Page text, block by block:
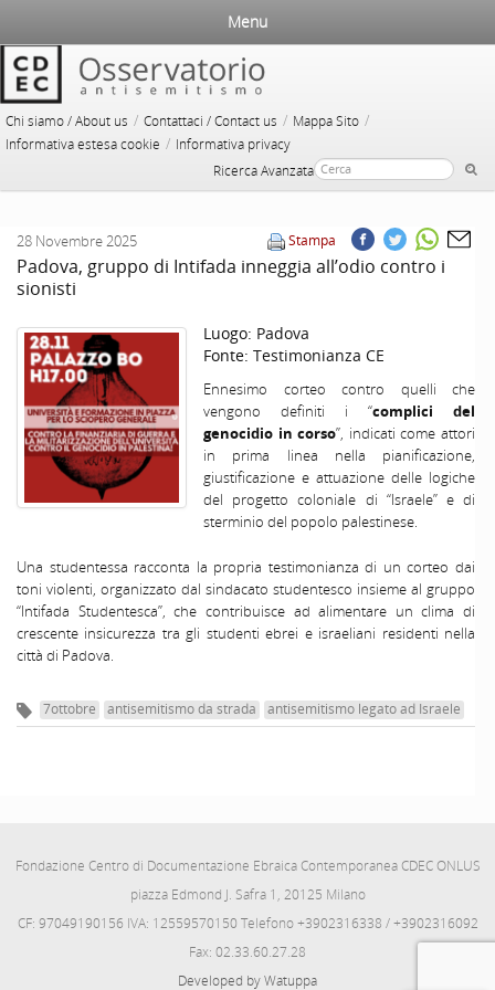
Chi siamo / About us / Contattaci / Contact us / Mappa Sito /
Informativa estesa cookie / Informativa privacy
Ricerca Avanzata
Menu
Stampa
28 Novembre 2025
Padova, gruppo di Intifada inneggia all’odio contro i
sionisti
Luogo: Padova
Fonte: Testimonianza CE
Ennesimo corteo contro quelli che
vengono definiti i “complici del
genocidio in corso”, indicati come attori
in prima linea nella pianificazione,
giustificazione e attuazione delle logiche
del progetto coloniale di “Israele” e di
sterminio del popolo palestinese.
Una studentessa racconta la propria testimonianza di un corteo dai
toni violenti, organizzato dal sindacato studentesco insieme al gruppo
“Intifada Studentesca”, che contribuisce ad alimentare un clima di
crescente insicurezza tra gli studenti ebrei e israeliani residenti nella
città di Padova.
7ottobre antisemitismo da strada antisemitismo legato ad Israele
Fondazione Centro di Documentazione Ebraica Contemporanea CDEC ONLUS
piazza Edmond J. Safra 1, 20125 Milano
CF: 97049190156 IVA: 12559570150 Telefono +3902316338 / +3902316092
Fax: 02.33.60.27.28
Developed by Watuppa